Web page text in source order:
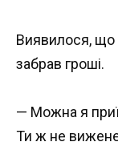
Виявилося, що
забрав гроші.
— Можна я
Ти ж не